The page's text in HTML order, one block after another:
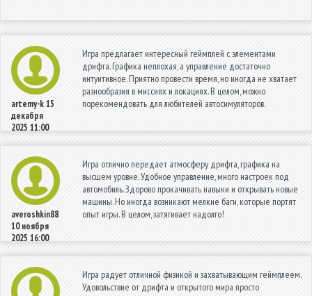
artemy-k15
декабря
2025 11:00
Игра предлагает интересный геймплей с элементами
дрифта. Графика неплохая, а управление достаточно
интуитивное. Приятно провести время, но иногда не хватает
разнообразия в миссиях и локациях. В целом, можно
порекомендовать для любителей автосимуляторов.
averoshkin88
10 ноября
2025 16:00
Игра отлично передает атмосферу дрифта, графика на
высшем уровне. Удобное управление, много настроек под
автомобиль. Здорово прокачивать навыки и открывать новые
машины. Но иногда возникают мелкие баги, которые портят
опыт игры. В целом, затягивает надолго!
Игра радует отличной физикой и захватывающим геймплеем.
Удовольствие от дрифта и открытого мира просто